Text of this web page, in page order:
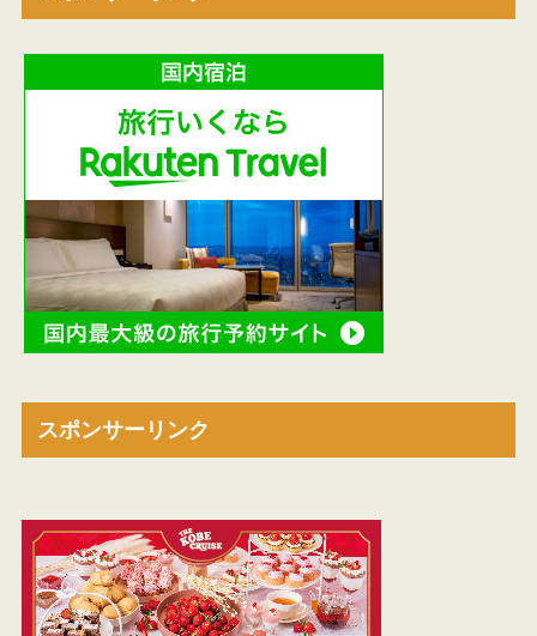
スポンサーリンク